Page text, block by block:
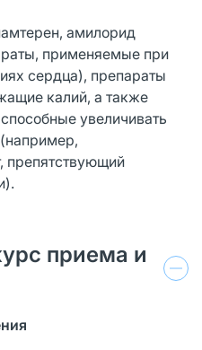
амилорид
применяемые при
сердца), препараты
калий, а также
увеличивать
препятствующий
приема и